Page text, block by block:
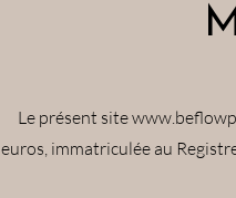
Le présent site
euros, immatriculée au